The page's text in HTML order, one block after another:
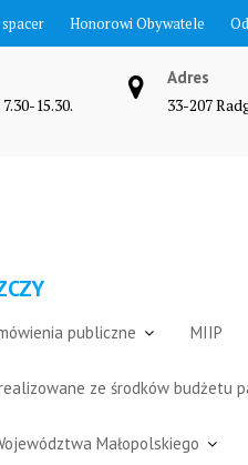
Honorowi Obywatele
15.30.
Adres
33-207
publiczne MIIP
ze środków budżetu
Małopolskiego